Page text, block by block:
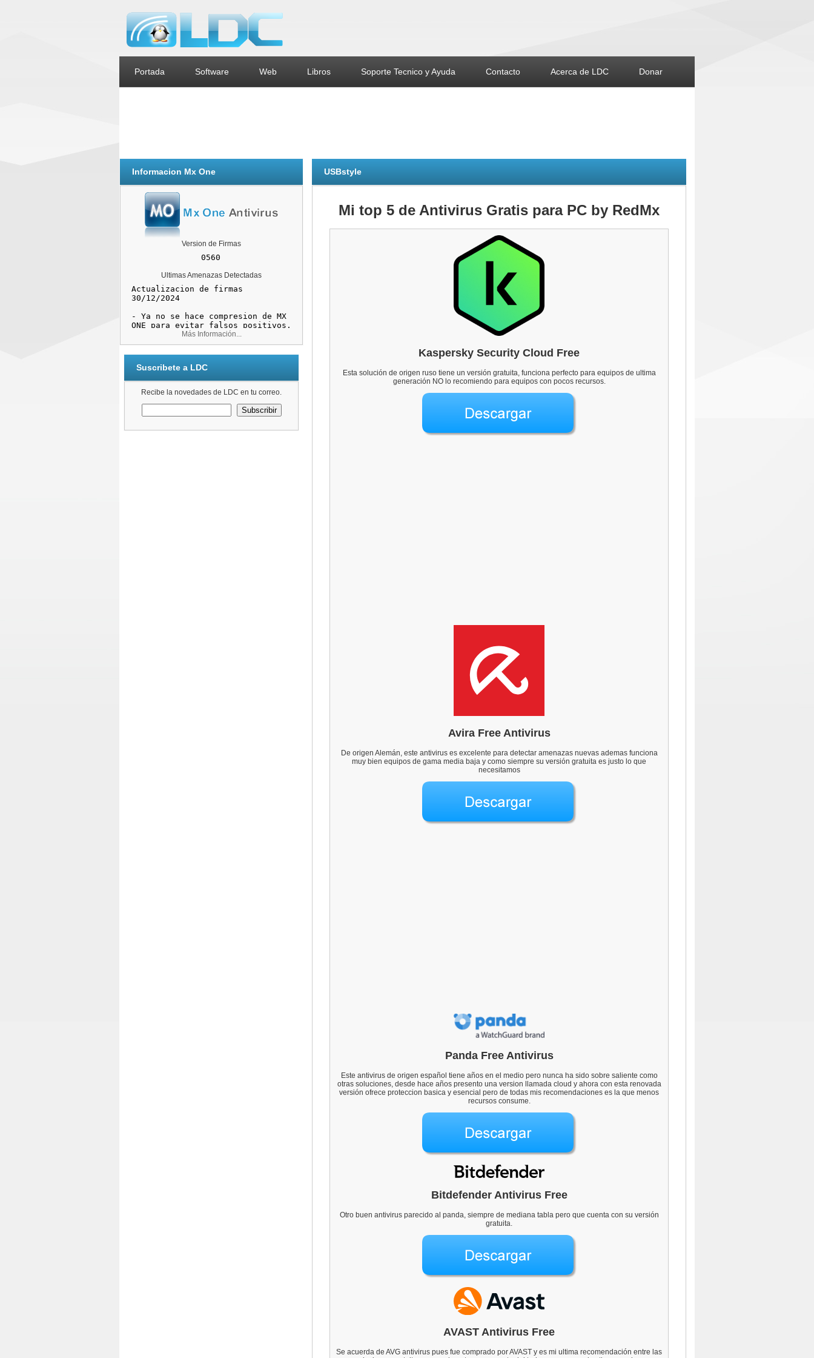
Portada Software Web Libros Soporte Tecnico y Ayuda Contacto Acerca de LDC Donar
Informacion Mx One
Version de Firmas
Ultimas Amenazas Detectadas
Más Información...
Suscribete a LDC
Recibe la novedades de LDC en tu correo.
USBstyle
Mi top 5 de Antivirus Gratis para PC by RedMx
Kaspersky Security Cloud Free
Esta solución de origen ruso tiene un versión gratuita, funciona perfecto para equipos de ultima
generación NO lo recomiendo para equipos con pocos recursos.
Avira Free Antivirus
De origen Alemán, este antivirus es excelente para detectar amenazas nuevas ademas funciona
muy bien equipos de gama media baja y como siempre su versión gratuita es justo lo que
necesitamos
Panda Free Antivirus
Este antivirus de origen español tiene años en el medio pero nunca ha sido sobre saliente como
otras soluciones, desde hace años presento una version llamada cloud y ahora con esta renovada
versión ofrece proteccion basica y esencial pero de todas mis recomendaciones es la que menos
recursos consume.
Bitdefender Antivirus Free
Otro buen antivirus parecido al panda, siempre de mediana tabla pero que cuenta con su versión
gratuita.
AVAST Antivirus Free
Se acuerda de AVG antivirus pues fue comprado por AVAST y es mi ultima recomendación entre las